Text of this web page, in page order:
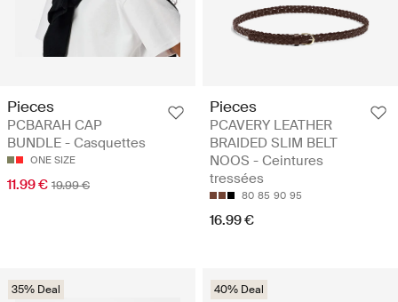
Pieces
PCBARAH CAP
BUNDLE - Casquettes
ONE SIZE
11.99 € 19.99 €
Pieces
PCAVERY LEATHER
BRAIDED SLIM BELT
NOOS - Ceintures
tressées
80 85 90 95
16.99 €
35% Deal 40% Deal